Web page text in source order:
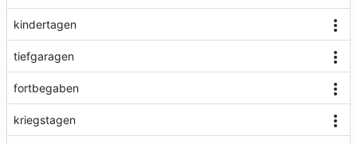
kindertagen
tiefgaragen
fortbegaben
kriegstagen